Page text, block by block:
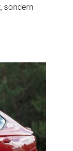
sondern